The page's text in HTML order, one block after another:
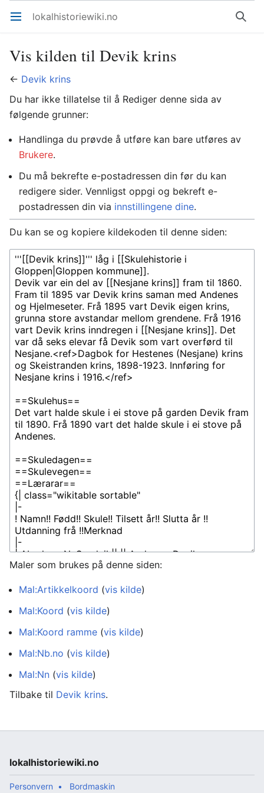
Åpne hovedmenyen lokalhistoriewiki.no Søk
Vis kilden til Devik krins
← Devik krins
Du har ikke tillatelse til å Rediger denne sida av
følgende grunner:
Handlinga du prøvde å utføre kan bare utføres av
Brukere.
Du må bekrefte e-postadressen din før du kan
redigere sider. Vennligst oppgi og bekreft e-
postadressen din via innstillingene dine.
Du kan se og kopiere kildekoden til denne siden:
Maler som brukes på denne siden:
Mal:Artikkelkoord (vis kilde)
Mal:Koord (vis kilde)
Mal:Koord ramme (vis kilde)
Mal:Nb.no (vis kilde)
Mal:Nn (vis kilde)
Tilbake til Devik krins.
lokalhistoriewiki.no
Personvern Bordmaskin